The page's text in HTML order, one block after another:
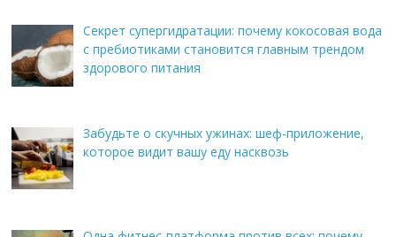
Секрет супергидратации: почему кокосовая вода
с пребиотиками становится главным трендом
здорового питания
Забудьте о скучных ужинах: шеф-приложение,
которое видит вашу еду насквозь